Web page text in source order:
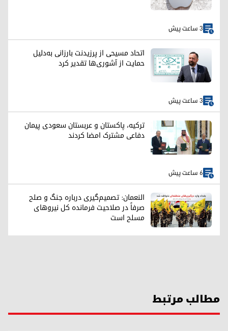
3 ساعت پیش
اتحاد مسیحی از پرزیدنت بارزانی به‌دلیل
حمایت از آشوری‌ها تقدیر کرد
3 ساعت پیش
ترکیه، پاکستان و عربستان سعودی پیمان
دفاعی مشترک امضا کردند
6 ساعت پیش
النعمان: تصمیم‌گیری درباره جنگ و صلح
صرفاً در صلاحیت فرمانده کل نیروهای
مسلح است
مطالب مرتبط